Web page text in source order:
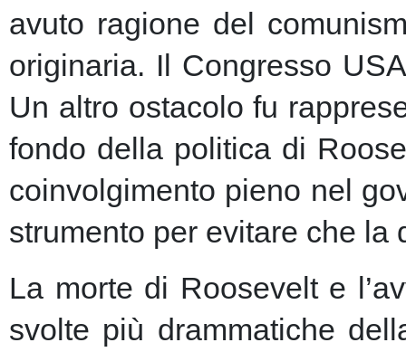
avuto ragione del
originaria. Il Congresso
Un altro ostacolo fu
fondo della politica di
coinvolgimento pieno nel
strumento per evitare che
La morte di Roosevelt e
svolte più drammatiche